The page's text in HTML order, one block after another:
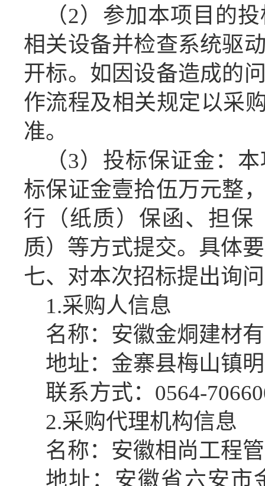
（2） 参加本项目的
相关设备并检查系统驱
开标。 如因设备造成的
作流程及相关规定以采
准。
（3） 投标保证金：
标保证金壹拾伍万元整
行（纸质）保函、担保
质）等方式提交。具体
七、对本次招标提出询
1.采购人信息
名称： 安徽金烔建材
地址： 金寨县梅山镇
联系方式： 0564-
2.采购代理机构信息
名称： 安徽相尚工程
地址：安徽省六安市